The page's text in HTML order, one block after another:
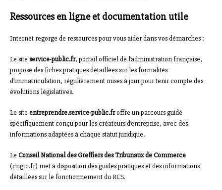
Ressources en ligne et documentation utile
Internet regorge de ressources pour vous aider dans vos démarches :
Le site service-public.fr, portail officiel de l’administration française,
propose des fiches pratiques détaillées sur les formalités
d’immatriculation, régulièrement mises à jour pour tenir compte des
évolutions législatives.
Le site entreprendre.service-public.froffre un parcours guidé
spécifiquement conçu pour les créateurs d’entreprise, avec des
informations adaptées à chaque statut juridique.
Le Conseil National des Greffiers des Tribunaux de Commerce
(cngtc.fr) met à disposition des guides pratiques et des informations
détaillées sur le fonctionnement du RCS.